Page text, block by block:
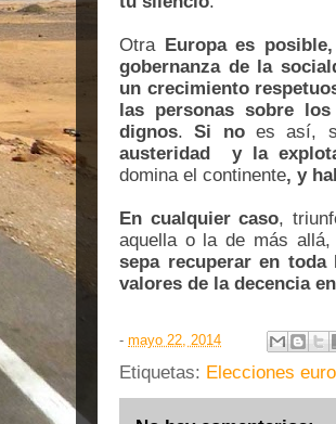
Otra Europa es
gobernanza de la
un crecimiento
las personas sobre
dignos.Si noes así,
austeridad y la
domina el continente, y
En cualquier caso,
aquella o la de más allá,
sepa recuperar en
valores de la decencia
- mayo 22, 2014
Etiquetas: Elecciones